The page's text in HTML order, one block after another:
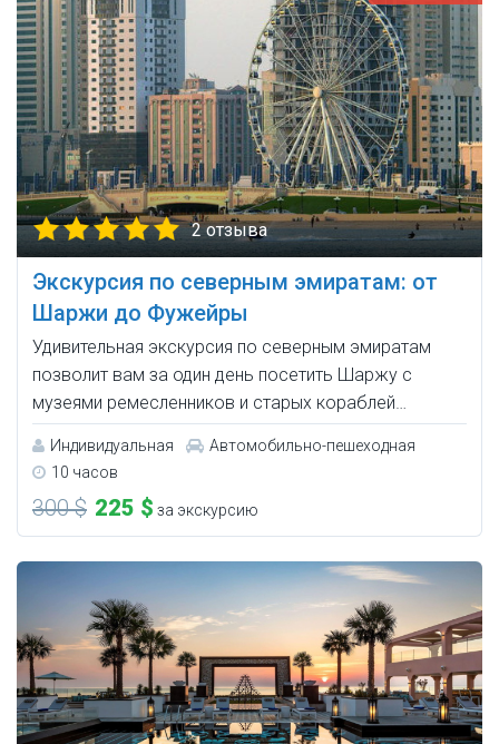
2 отзыва
Экскурсия по северным эмиратам: от
Шаржи до Фужейры
Удивительная экскурсия по северным эмиратам
позволит вам за один день посетить Шаржу с
музеями ремесленников и старых кораблей…
Индивидуальная
Автомобильно-пешеходная
10 часов
300 $ 225 $ за экскурсию